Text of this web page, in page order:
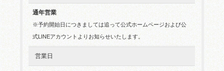
通年営業
※予約開始日につきましては追って公式ホームページおよび公
式LINEアカウントよりお知らせいたします。
営業日